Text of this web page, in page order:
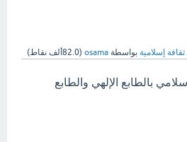
ثقافة إسلامية بواسطة osama
(82.0ألف نقاط)
بالطابع الإلهي والطابع